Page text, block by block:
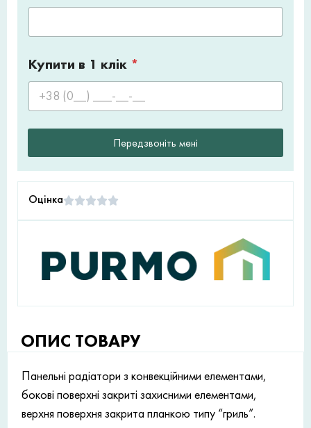
Купити в 1 клік *
Передзвоніть мені
Оцінка
ОПИС ТОВАРУ
Панельні радіатори з конвекційними елементами,
бокові поверхні закриті захисними елементами,
верхня поверхня закрита планкою типу “гриль”.